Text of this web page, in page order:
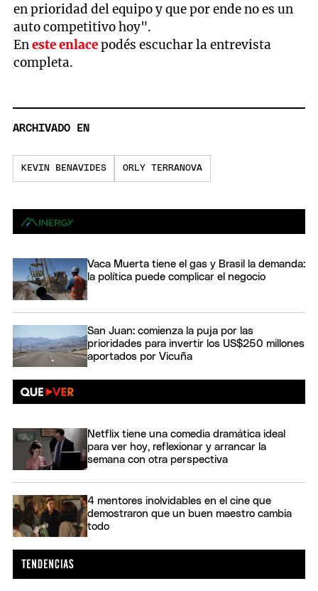
en prioridad del equipo y que por ende no es un
auto competitivo hoy".
Eneste enlacepodés escuchar la entrevista
completa.
ARCHIVADO EN
KEVIN BENAVIDES ORLY TERRANOVA
Vaca Muerta tiene el gas y Brasil la demanda:
la política puede complicar el negocio
San Juan: comienza la puja por las
prioridades para invertir los US$250 millones
aportados por Vicuña
Netflix tiene una comedia dramática ideal
para ver hoy, reflexionar y arrancar la
semana con otra perspectiva
4 mentores inolvidables en el cine que
demostraron que un buen maestro cambia
todo